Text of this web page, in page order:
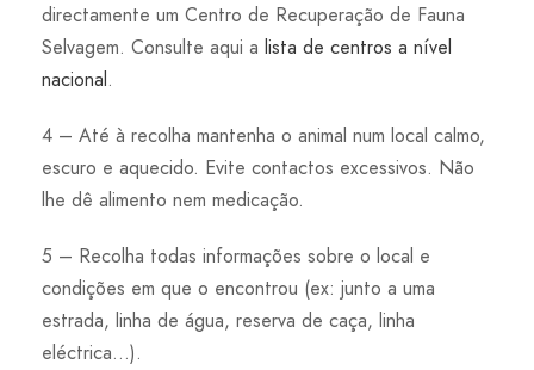
directamente um Centro de Recuperação de Fauna
Selvagem. Consulte aqui a lista de centros a nível
nacional.
4 – Até à recolha mantenha o animal num local calmo,
escuro e aquecido. Evite contactos excessivos. Não
lhe dê alimento nem medicação.
5 – Recolha todas informações sobre o local e
condições em que o encontrou (ex: junto a uma
estrada, linha de água, reserva de caça, linha
eléctrica…).